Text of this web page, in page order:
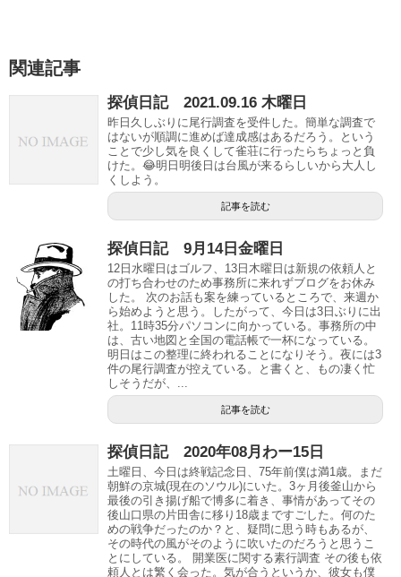
関連記事
探偵日記 2021.09.16 木曜日
昨日久しぶりに尾行調査を受件した。簡単な調査で
はないが順調に進めば達成感はあるだろう。という
ことで少し気を良くして雀荘に行ったらちょっと負
けた。😂明日明後日は台風が来るらしいから大人し
くしよう。
記事を読む
探偵日記 9月14日金曜日
12日水曜日はゴルフ、13日木曜日は新規の依頼人と
の打ち合わせのため事務所に来れずブログをお休み
した。 次のお話も案を練っているところで、来週か
ら始めようと思う。したがって、今日は3日ぶりに出
社。11時35分パソコンに向かっている。事務所の中
は、古い地図と全国の電話帳で一杯になっている。
明日はこの整理に終われることになりそう。夜には3
件の尾行調査が控えている。と書くと、もの凄く忙
しそうだが、...
記事を読む
探偵日記 2020年08月わー15日
土曜日、今日は終戦記念日、75年前僕は満1歳。まだ
朝鮮の京城(現在のソウル)にいた。3ヶ月後釜山から
最後の引き揚げ船で博多に着き、事情があってその
後山口県の片田舎に移り18歳まですごした。何のた
めの戦争だったのか？と、疑問に思う時もあるが、
その時代の風がそのように吹いたのだろうと思うこ
とにしている。 開業医に関する素行調査 その後も依
頼人とは繁く会った。気が合うというか、彼女も僕